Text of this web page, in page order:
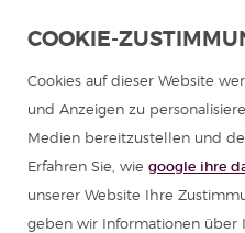
Sommercamps in Spanien
Spanischkurse
COOKIE-
Cookies auf dieser Website
und Anzeigen zu
Medien bereitzustellen und
Erfahren Sie, wie google ihre
unserer Website Ihre
geben wir Informationen über